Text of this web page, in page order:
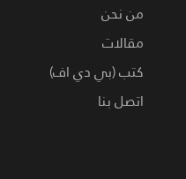
من نحن
مقالات
كتب (بي دي اف)
اتصل بنا